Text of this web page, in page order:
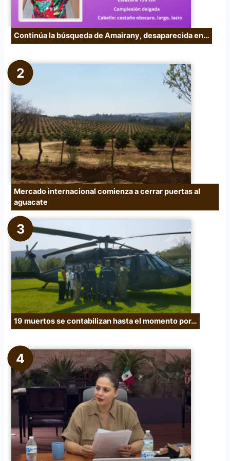
Continúa la búsqueda de Amairany, desaparecida en…
Mercado internacional comienza a cerrar puertas al
aguacate
19 muertos se contabilizan hasta el momento por…